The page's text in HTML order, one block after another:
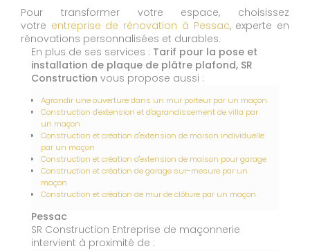
Pour transformer votre espace, choisissez
votre entreprise de rénovation à Pessac, experte en
rénovations personnalisées et durables.
En plus de ses services : Tarif pour la pose et
installation de plaque de plâtre plafond, SR
Construction vous propose aussi :
Agrandir une ouverture dans un mur porteur par un maçon
Construction d'extension et d'agrandissement de villa par
un maçon
Construction et création d'extension de maison individuelle
par un maçon
Construction et création d'extension de maison pour garage
Construction et création de garage sur-mesure par un
maçon
Construction et création de mur de clôture par un maçon
Pessac
SR Construction Entreprise de maçonnerie
intervient à proximité de :